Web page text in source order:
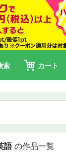
索 カート
語 の作品一覧